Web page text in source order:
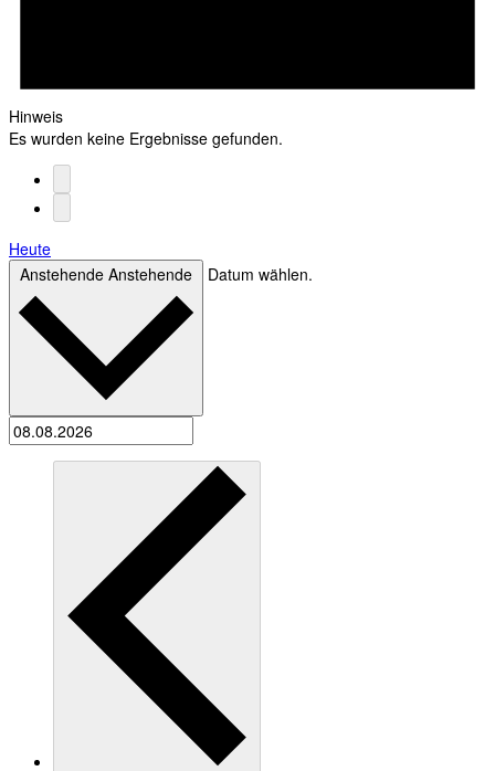
Hinweis
Es wurden keine Ergebnisse gefunden.
Heute
Anstehende Anstehende Datum wählen.